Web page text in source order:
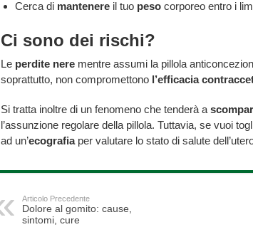
Cerca di mantenereil tuo pesocorporeo entro i
Ci sono dei rischi?
Le perdite nerementre assumi la pillola
soprattutto, non compromettono l’efficacia
Si tratta inoltre di un fenomeno che tenderà a
l’assunzione regolare della pillola. Tuttavia, se vuoi
ad un’ecografiaper valutare lo stato di salute
Articolo Precedente
Dolore al gomito: cause,
sintomi, cure